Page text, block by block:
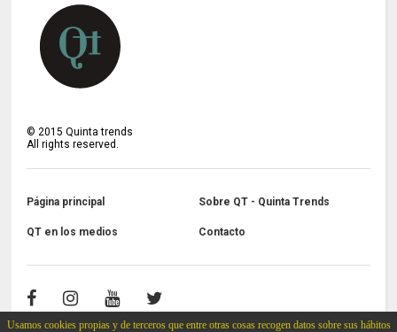
Usamos cookies propias y de terceros que entre otras cosas recogen datos sobre sus hábitos
© 2015 Quinta trends
All rights reserved.
Página principal Sobre QT - Quinta Trends
QT en los medios Contacto